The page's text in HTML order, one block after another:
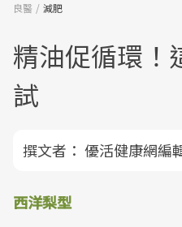
良醫 減肥
精油促循環！
試
撰文者： 優活健康網編
西洋梨型